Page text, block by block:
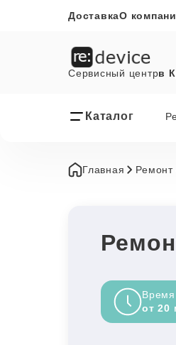
ДоставкаО
Сервисный центрв
Каталог
Главная
от 20